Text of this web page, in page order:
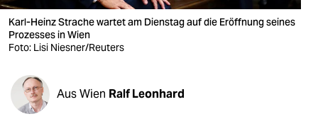
verlag
veranstaltungen
fragen & hilfe
Karl-Heinz Strache wartet am Dienstag auf die Eröffnung seines
Prozesses in Wien
Foto: Lisi Niesner/Reuters
Aus Wien Ralf Leonhard